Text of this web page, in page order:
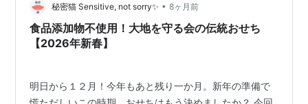
ワでした たのしい女子会でした☆*: .｡. o(≧▽≦)o .｡.:*☆
ランキング参加中gooからきました ラ…
秘密猫 Sensitive, not sorry✨ • 8ヶ月前
食品添加物不使用！大地を守る会の伝統おせち
【2026年新春】
明日から１２月！今年もあと残り一か月。新年の準備で